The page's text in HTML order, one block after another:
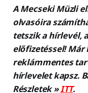
A Mecseki Müzli
olvasóira
tetszik a hírlevél,
előfizetéssel! Már
reklámmentes
hírlevelet kapsz.
Részletek »ITT.